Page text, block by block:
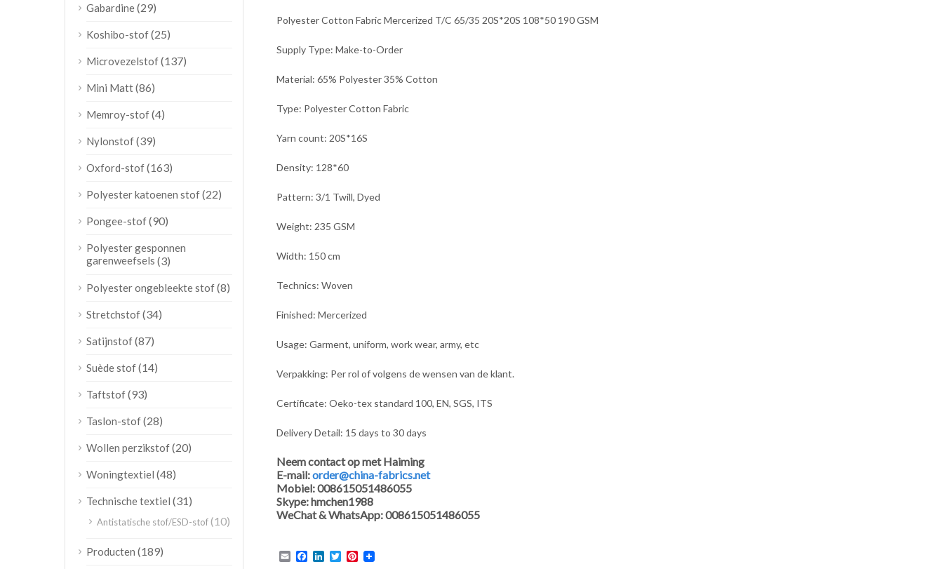
Polyester Cotton Fabric Mercerized T/C 65/35 20S*20S 108*50 190 GSM
Supply Type: Make-to-Order
Material: 65% Polyester 35% Cotton
Type: Polyester Cotton Fabric
Yarn count: 20S*16S
Density: 128*60
Pattern: 3/1 Twill, Dyed
Weight: 235 GSM
Width: 150 cm
Technics: Woven
Finished: Mercerized
Usage: Garment, uniform, work wear, army, etc
Verpakking: Per rol of volgens de wensen van de klant.
Certificate: Oeko-tex standard 100, EN, SGS, ITS
Delivery Detail: 15 days to 30 days
Neem contact op met Haiming
E-mail:order@china-fabrics.net
Mobiel: 008615051486055
Skype: hmchen1988
WeChat & WhatsApp: 008615051486055
EmailFacebook
LinkedIn
TwitterPinterest
Gabardine(29)
Koshibo-stof(25)
Microvezelstof(137)
Mini Matt(86)
Memroy-stof(4)
Nylonstof(39)
Oxford-stof(163)
Polyester katoenen stof(22)
Pongee-stof(90)
Polyester gesponnen
garenweefsels (3)
Polyester ongebleekte stof(8)
Stretchstof(34)
Satijnstof(87)
Suède stof(14)
Taftstof(93)
Taslon-stof(28)
Wollen perzikstof(20)
Woningtextiel (48)
Technische textiel (31)
Antistatische stof/ESD-stof(10)
Producten (189)